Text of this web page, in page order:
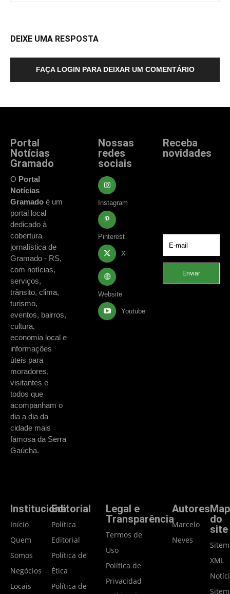
DEIXE UMA RESPOSTA
FAÇA LOGIN PARA DEIXAR UM COMENTÁRIO
Portal
Notícias
Gramado
O Portal
Notícias
Gramado é um
portal local
dedicado à
cobertura
jornalística de
Gramado - RS,
com notícias,
serviços,
trânsito, clima,
turismo,
eventos, bairros,
cultura,
economia local e
informações
úteis para
moradores,
visitantes e
todos que
acompanham o
dia a dia da
cidade mais
famosa da Serra
Gaúcha.
Nossas
redes
sociais
Instagram
Pinterest
X
Website
Youtube
Receba
novidades
Enviar
Institucional
Início
Quem
Somos
Negócios
Locais
Editorial
Política
Editorial
Política de
Ética
Política de
Legal e
Transparência
Termos de
Uso
Política de
Privacidade
Autores
Marcelo
Neves
do
site
XML